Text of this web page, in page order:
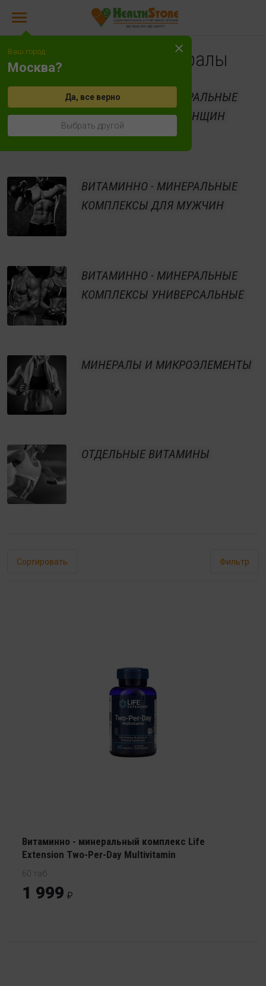
Витамины и минералы
ВИТАМИННО - МИНЕРАЛЬНЫЕ
КОМПЛЕКСЫ ДЛЯ ЖЕНЩИН
ВИТАМИННО - МИНЕРАЛЬНЫЕ
КОМПЛЕКСЫ ДЛЯ МУЖЧИН
ВИТАМИННО - МИНЕРАЛЬНЫЕ
КОМПЛЕКСЫ УНИВЕРСАЛЬНЫЕ
МИНЕРАЛЫ И МИКРОЭЛЕМЕНТЫ
ОТДЕЛЬНЫЕ ВИТАМИНЫ
Сортировать Фильтр
Витаминно - минеральный комплекс Life
Extension Two-Per-Day Multivitamin
60 таб
1 999
Ваш город:
Москва?
Да, все верно
Выбрать другой